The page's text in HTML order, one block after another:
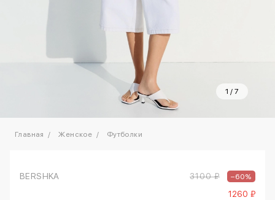
1 / 7
Главная Женское Футболки
BERSHKA 3100 ₽ –60%
1260 ₽